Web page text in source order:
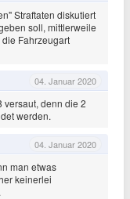
Straftaten diskutiert
soll, mittlerweile
Fahrzeugart
04. Januar 2020
versaut, denn die 2
werden.
04. Januar 2020
man etwas
keinerlei